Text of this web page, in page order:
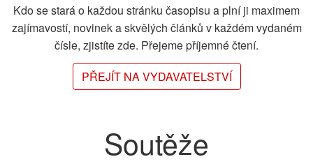
Kdo se stará o každou stránku časopisu a plní ji maximem
zajímavostí, novinek a skvělých článků v každém vydaném
čísle, zjistíte zde. Přejeme příjemné čtení.
PŘEJÍT NA VYDAVATELSTVÍ
Soutěže